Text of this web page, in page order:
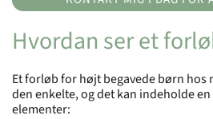
Hvordan ser et
Et forløb for højt begavede børn
den enkelte, og det kan indeholde
elementer: